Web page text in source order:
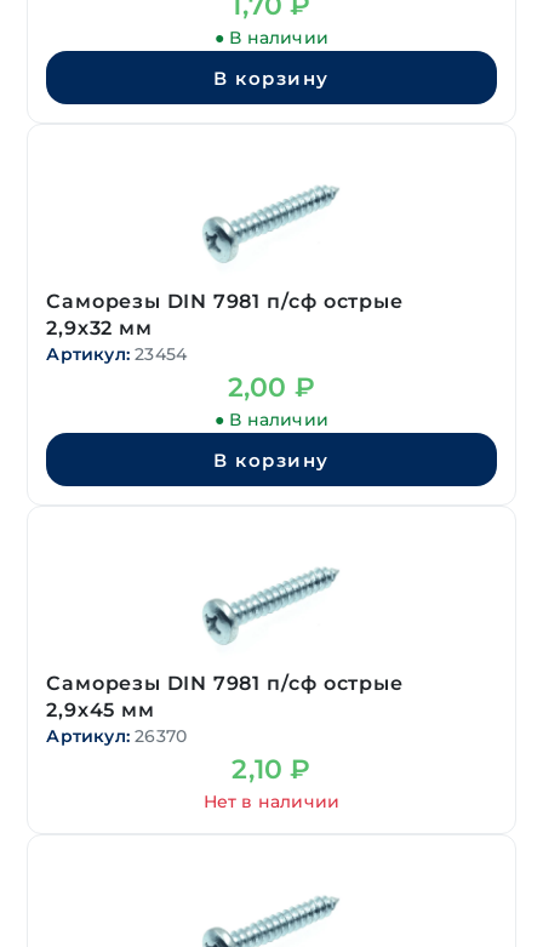
● В наличии
В корзину
Саморезы DIN 7981 п/сф острые
2,9х32 мм
Артикул: 23454
2,00 ₽
● В наличии
В корзину
Саморезы DIN 7981 п/сф острые
2,9х45 мм
Артикул: 26370
2,10₽
Нет в наличии